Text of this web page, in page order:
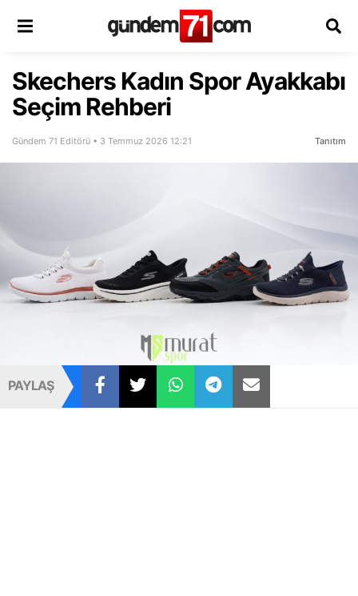
Skechers Kadın Spor Ayakkabı
Seçim Rehberi
Gündem 71 Editörü • 3 Temmuz 2026 12:21 Tanıtım
PAYLAŞ